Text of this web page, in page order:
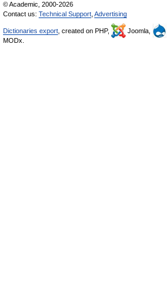
© Academic, 2000-2026
Contact us: Technical Support Advertising
Dictionaries export , created on PHP, Joomla,
MODx.